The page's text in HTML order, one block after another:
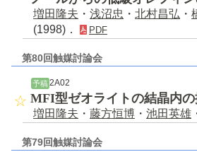
増田隆夫 ・ 浅沼忠 ・ 北村昌弘 ・
(1998)．
PDF
第80回触媒討論会
予稿2A02
MFI型ゼオライトの結晶内
増田隆夫 ・ 藤方恒博 ・ 池田英雄
第79回触媒討論会